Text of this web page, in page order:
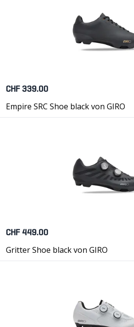
CHF 339.00
Empire SRC Shoe black von GIRO
CHF 449.00
Gritter Shoe black von GIRO